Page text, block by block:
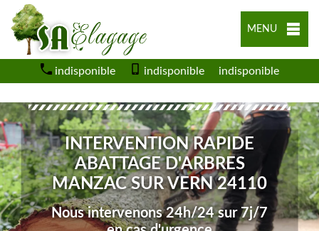
MENU
indisponible indisponible indisponible
INTERVENTION RAPIDE
ABATTAGE D'ARBRES
MANZAC SUR VERN 24110
Nous intervenons 24h/24 sur 7j/7